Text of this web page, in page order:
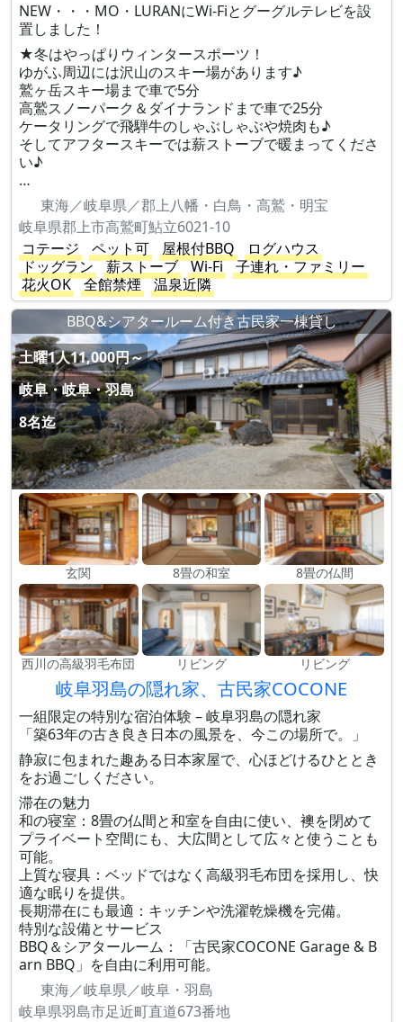
NEW・・・MO・LURANにWi-Fiとグーグルテレビを設
置しました！
★冬はやっぱりウィンタースポーツ！
ゆがふ周辺には沢山のスキー場があります♪
鷲ヶ岳スキー場まで車で5分
高鷲スノーパーク＆ダイナランドまで車で25分
ケータリングで飛騨牛のしゃぶしゃぶや焼肉も♪
そしてアフタースキーでは薪ストーブで暖まってくださ
い♪
…
東海／岐阜県／郡上八幡・白鳥・高鷲・明宝
岐阜県郡上市高鷲町鮎立6021-10
コテージ
ペット可 屋根付BBQ
ログハウス
ドッグラン
薪ストーブ Wi-Fi
子連れ・ファミリー
花火OK
全館禁煙
温泉近隣
BBQ&シアタールーム付き古民家一棟貸し
土曜1人11,000円～
岐阜・岐阜・羽島
8名迄
玄関 8畳の和室 8畳の仏間
西川の高級羽毛布団 リビング リビング
岐阜羽島の隠れ家、古民家COCONE
一組限定の特別な宿泊体験 – 岐阜羽島の隠れ家
「築63年の古き良き日本の風景を、今この場所で。」
静寂に包まれた趣ある日本家屋で、心ほどけるひととき
をお過ごしください。
滞在の魅力
和の寝室：8畳の仏間と和室を自由に使い、襖を閉めて
プライベート空間にも、大広間として広々と使うことも
可能。
上質な寝具：ベッドではなく高級羽毛布団を採用し、快
適な眠りを提供。
長期滞在にも最適：キッチンや洗濯乾燥機を完備。
特別な設備とサービス
BBQ＆シアタールーム：「古民家COCONE Garage & B
arn BBQ」を自由に利用可能。
東海／岐阜県／岐阜・羽島
岐阜県羽島市足近町直道673番地